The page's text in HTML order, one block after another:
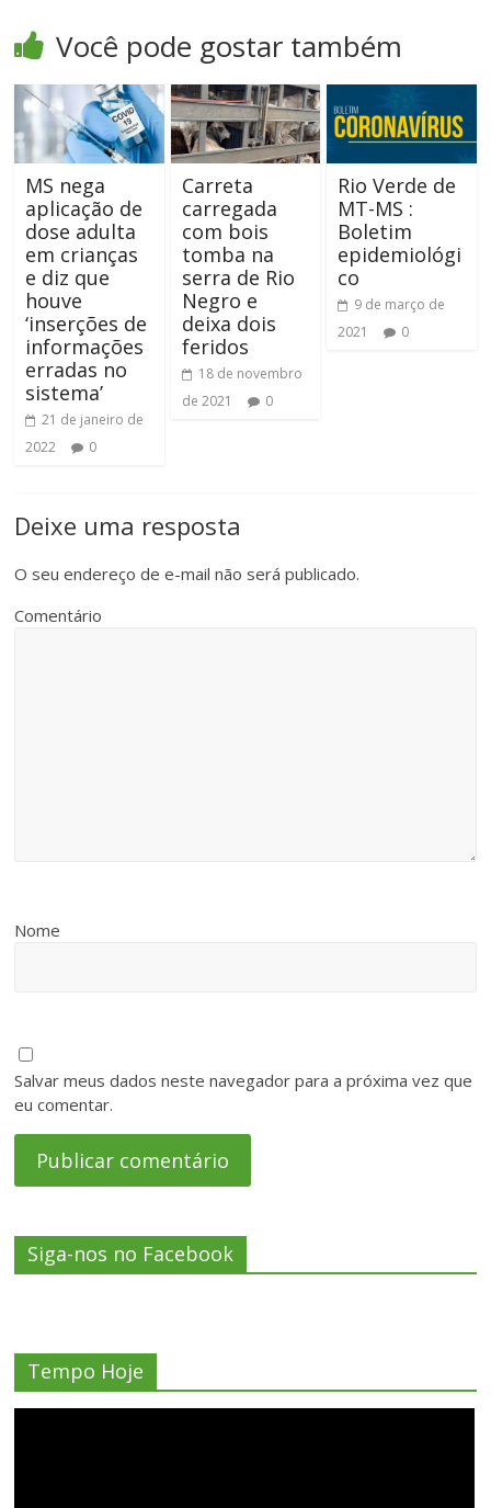
Você pode gostar também
MS nega
aplicação de
dose adulta
em crianças
e diz que
houve
‘inserções de
informações
erradas no
sistema’
21 de janeiro de
2022
0
Carreta
carregada
com bois
tomba na
serra de Rio
Negro e
deixa dois
feridos
18 de novembro
de 2021
0
Rio Verde de
MT-MS :
Boletim
epidemiológi
co
9 de março de
2021
0
Deixe uma resposta
O seu endereço de e-mail não será publicado.
Comentário
Nome
Salvar meus dados neste navegador para a próxima vez que
eu comentar.
Siga-nos no Facebook
Tempo Hoje